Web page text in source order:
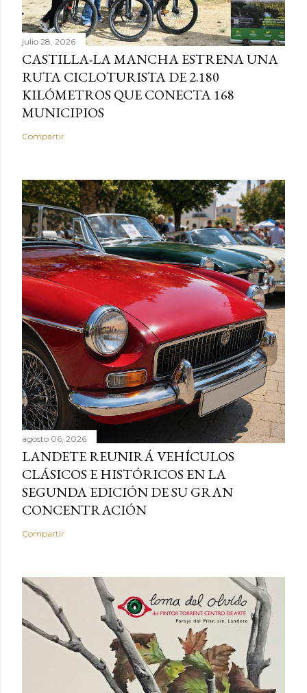
julio 28, 2026
CASTILLA-LA MANCHA ESTRENA UNA
RUTA CICLOTURISTA DE 2.180
KILÓMETROS QUE CONECTA 168
MUNICIPIOS
Compartir
agosto 06, 2026
LANDETE REUNIRÁ VEHÍCULOS
CLÁSICOS E HISTÓRICOS EN LA
SEGUNDA EDICIÓN DE SU GRAN
CONCENTRACIÓN
Compartir